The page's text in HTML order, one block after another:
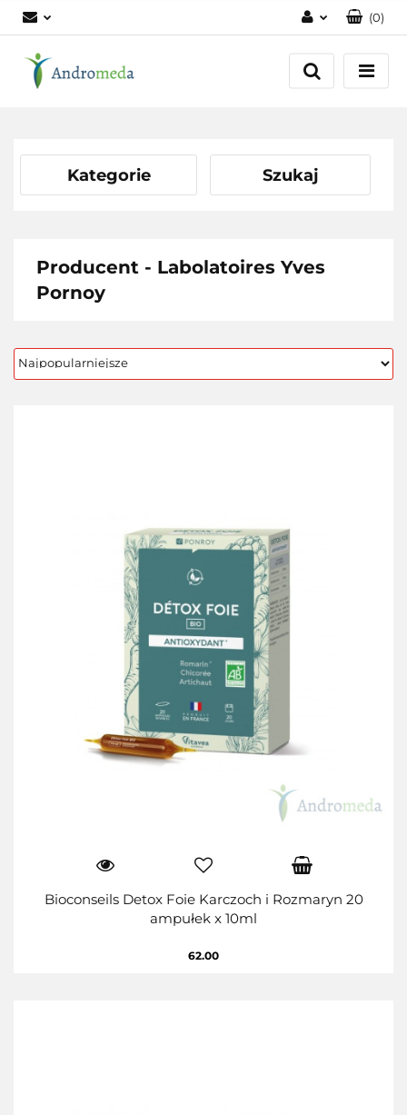
Zaloguj się
Zarejestruj się
(0)
Kategorie Szukaj
Producent - Labolatoires Yves
Pornoy
Bioconseils Detox Foie Karczoch i Rozmaryn 20
ampułek x 10ml
62.00